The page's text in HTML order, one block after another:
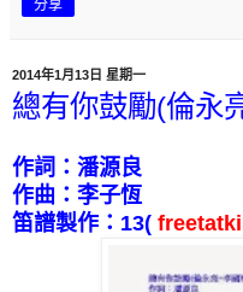
分享
2014年1月13日 星期一
總有你鼓勵(倫永
作詞：潘源良
作曲：李子恆
笛譜製作： 13(